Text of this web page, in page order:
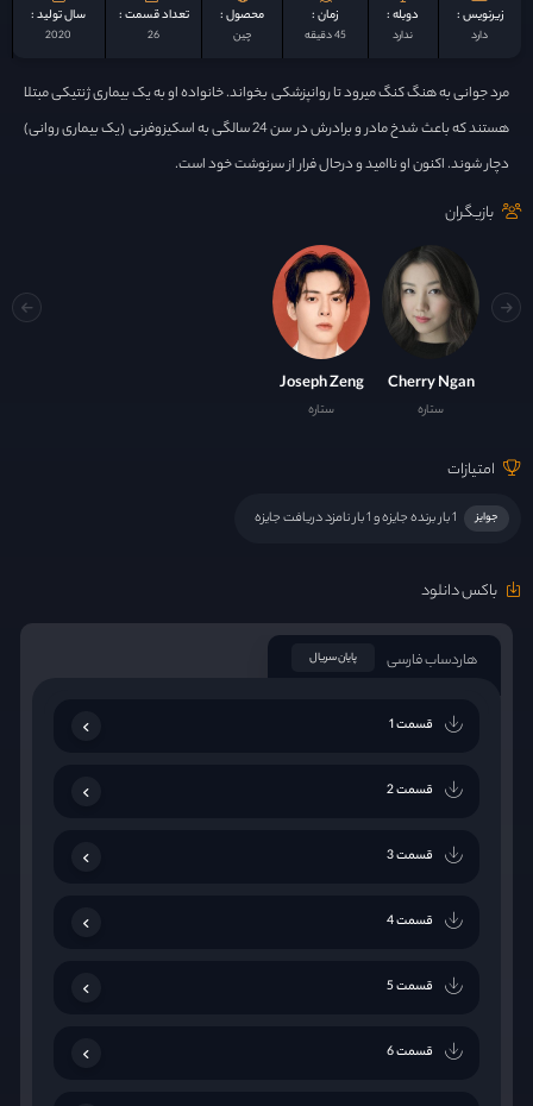
زیرنویس :
دارد
دوبله :
ندارد
زمان :
45 دقیقه
محصول :
چين
تعداد قسمت :
26
سال تولید :
2020
مرد جوانی به هنگ کنگ میرود تا روانپزشکی بخواند. خانواده او به یک بیماری ژنتیکی مبتلا
هستند که باعث شدخ مادر و برادرش در سن 24 سالگی به اسکیزوفرنی (یک بیماری روانی)
دچار شوند. اکنون او ناامید و درحال فرار از سرنوشت خود است.
بازیگران
Cherry Ngan
ستاره
Joseph Zeng
ستاره
امتیازات
جوایز 1 بار برنده جایزه و 1 بار نامزد دریافت جایزه
باکس دانلود
هاردساب فارسی پایان سریال
قسمت 1
قسمت 2
قسمت 3
قسمت 4
قسمت 5
قسمت 6